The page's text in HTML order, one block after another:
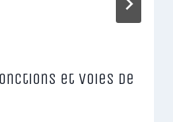
et Voies de